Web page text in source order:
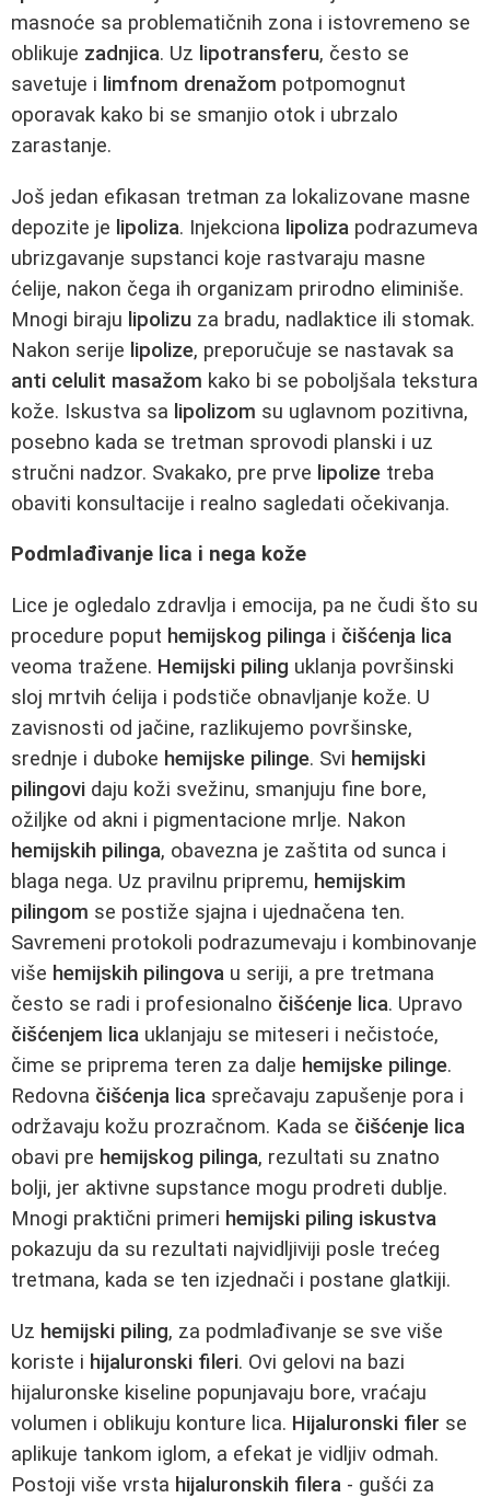
masnoće sa problematičnih zona i istovremeno se
oblikuje zadnjica. Uz lipotransferu, često se
savetuje i limfnom drenažom potpomognut
oporavak kako bi se smanjio otok i ubrzalo
zarastanje.
Još jedan efikasan tretman za lokalizovane masne
depozite je lipoliza. Injekciona lipoliza podrazumeva
ubrizgavanje supstanci koje rastvaraju masne
ćelije, nakon čega ih organizam prirodno eliminiše.
Mnogi biraju lipolizu za bradu, nadlaktice ili stomak.
Nakon serije lipolize, preporučuje se nastavak sa
anti celulit masažom kako bi se poboljšala tekstura
kože. Iskustva sa lipolizom su uglavnom pozitivna,
posebno kada se tretman sprovodi planski i uz
stručni nadzor. Svakako, pre prve lipolize treba
obaviti konsultacije i realno sagledati očekivanja.
Podmlađivanje lica i nega kože
Lice je ogledalo zdravlja i emocija, pa ne čudi što su
procedure poput hemijskog pilinga i čišćenja lica
veoma tražene. Hemijski piling uklanja površinski
sloj mrtvih ćelija i podstiče obnavljanje kože. U
zavisnosti od jačine, razlikujemo površinske,
srednje i duboke hemijske pilinge. Svi hemijski
pilingovi daju koži svežinu, smanjuju fine bore,
ožiljke od akni i pigmentacione mrlje. Nakon
hemijskih pilinga, obavezna je zaštita od sunca i
blaga nega. Uz pravilnu pripremu, hemijskim
pilingom se postiže sjajna i ujednačena ten.
Savremeni protokoli podrazumevaju i kombinovanje
više hemijskih pilingova u seriji, a pre tretmana
često se radi i profesionalno čišćenje lica. Upravo
čišćenjem lica uklanjaju se miteseri i nečistoće,
čime se priprema teren za dalje hemijske pilinge.
Redovna čišćenja lica sprečavaju zapušenje pora i
održavaju kožu prozračnom. Kada se čišćenje lica
obavi pre hemijskog pilinga, rezultati su znatno
bolji, jer aktivne supstance mogu prodreti dublje.
Mnogi praktični primeri hemijski piling iskustva
pokazuju da su rezultati najvidljiviji posle trećeg
tretmana, kada se ten izjednači i postane glatkiji.
Uz hemijski piling, za podmlađivanje se sve više
koriste i hijaluronski fileri. Ovi gelovi na bazi
hijaluronske kiseline popunjavaju bore, vraćaju
volumen i oblikuju konture lica. Hijaluronski filer se
aplikuje tankom iglom, a efekat je vidljiv odmah.
Postoji više vrsta hijaluronskih filera - gušći za